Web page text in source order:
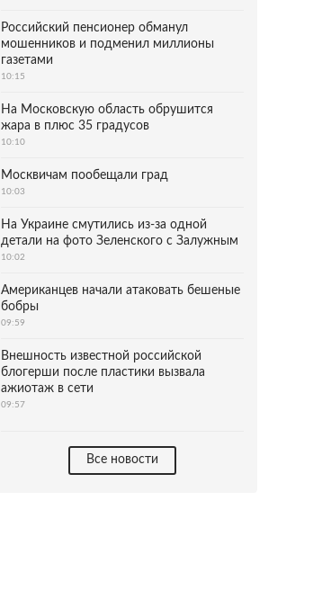
Российский пенсионер обманул
мошенников и подменил миллионы
газетами
10:15
На Московскую область обрушится
жара в плюс 35 градусов
10:10
Москвичам пообещали град
10:03
На Украине смутились из-за одной
детали на фото Зеленского с Залужным
10:02
Американцев начали атаковать бешеные
бобры
09:59
Внешность известной российской
блогерши после пластики вызвала
ажиотаж в сети
09:57
Все новости